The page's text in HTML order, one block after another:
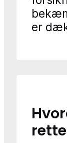
er